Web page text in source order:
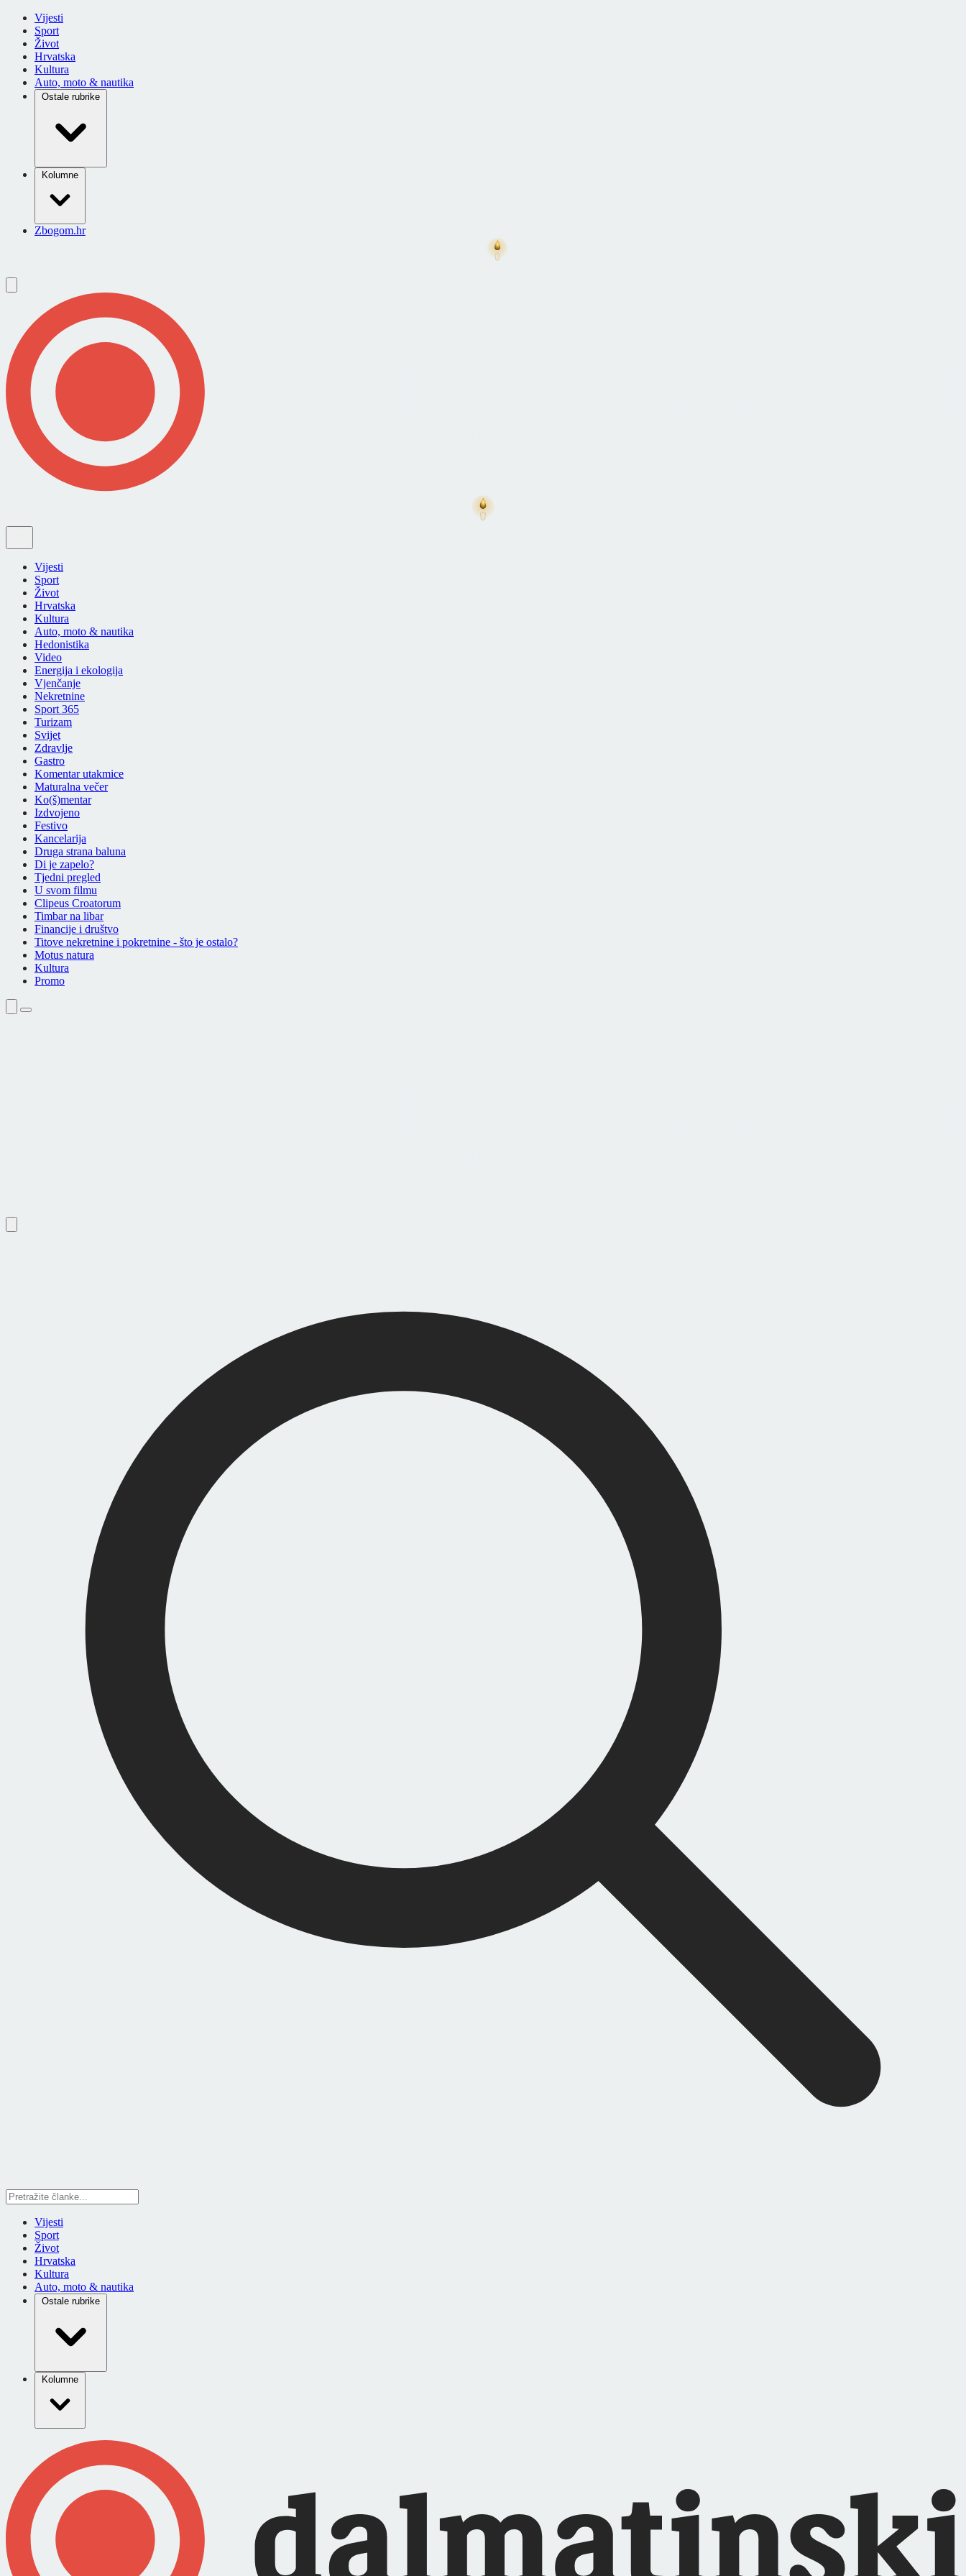
Vijesti
Sport
Život
Hrvatska
Kultura
Auto, moto & nautika
Ostale rubrike
Kolumne
Zbogom.hr
Vijesti
Sport
Život
Hrvatska
Kultura
Auto, moto & nautika
Hedonistika
Video
Energija i ekologija
Vjenčanje
Nekretnine
Sport 365
Turizam
Svijet
Zdravlje
Gastro
Komentar utakmice
Maturalna večer
Ko(š)mentar
Izdvojeno
Festivo
Kancelarija
Druga strana baluna
Di je zapelo?
Tjedni pregled
U svom filmu
Clipeus Croatorum
Timbar na libar
Financije i društvo
Titove nekretnine i pokretnine - što je ostalo?
Motus natura
Kultura
Promo
Vijesti
Sport
Život
Hrvatska
Kultura
Auto, moto & nautika
Ostale rubrike
Kolumne